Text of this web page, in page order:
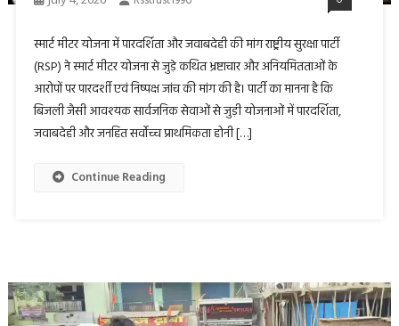
स्मार्ट मीटर योजना में पारदर्शिता और जवाबदेही की मांग राष्ट्रीय सुरक्षा पार्टी
(RSP) ने स्मार्ट मीटर योजना से जुड़े कथित भ्रष्टाचार और अनियमितताओं के
आरोपों पर पारदर्शी एवं निष्पक्ष जांच की मांग की है। पार्टी का मानना है कि
बिजली जैसी आवश्यक सार्वजनिक सेवाओं से जुड़ी योजनाओं में पारदर्शिता,
जवाबदेही और जनहित सर्वोच्च प्राथमिकता होनी […]
Continue Reading
Video
Player